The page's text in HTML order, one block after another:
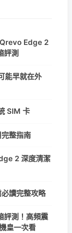
Edge 2
評測
能早就在外
SIM 卡
整指南
2 深度清潔
讀完整攻略
評測！高頻震
皇一次看